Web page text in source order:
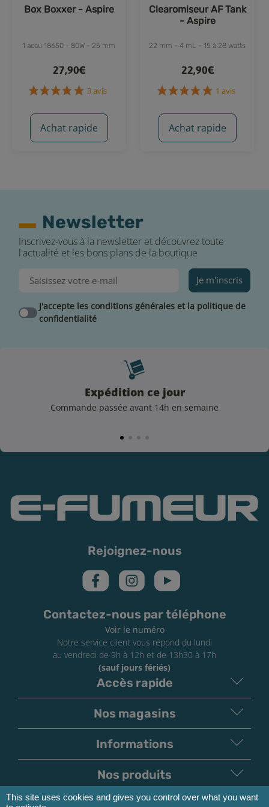
Box Boxxer - Aspire
1 accu 18650 - 80W - 25 mm
27,90€
3 avis
Achat rapide
Clearomiseur AF Tank
- Aspire
22 mm - 4 mL - 15 à 28 watts
22,90€
1 avis
Achat rapide
Newsletter
Inscrivez-vous à la newsletter et découvrez toute
l'actualité et les bons plans de la boutique
Je m'inscris
J'accepte les conditions générales et la politique de
confidentialité
Expédition ce jour
Commande passée avant 14h en semaine
Rejoignez-nous
Contactez-nous par téléphone
Voir le numéro
Notre service client vous répond du lundi
au vendredi de 9h à 12h et de 13h30 à 17h
(sauf jours fériés)
Accès rapide
Nos magasins
Informations
Nos produits
This site uses cookies and gives you control over what you want